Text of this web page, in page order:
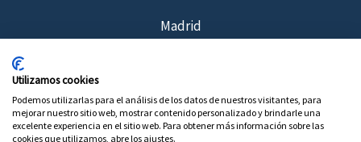
Madrid
Valencia
Bilbao
Utilizamos cookies
Podemos utilizarlas para el análisis de los datos de nuestros visitantes, para
mejorar nuestro sitio web, mostrar contenido personalizado y brindarle una
excelente experiencia en el sitio web. Para obtener más información sobre las
cookies que utilizamos, abre los ajustes.